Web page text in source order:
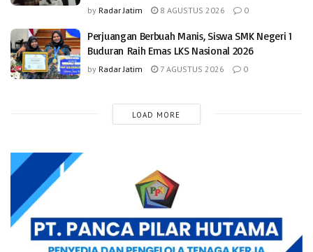
by Radar Jatim 8 AGUSTUS 2026 0
Perjuangan Berbuah Manis, Siswa SMK Negeri 1
Buduran Raih Emas LKS Nasional 2026
by Radar Jatim 7 AGUSTUS 2026 0
LOAD MORE